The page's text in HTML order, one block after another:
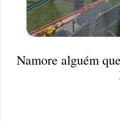
Namore alguém